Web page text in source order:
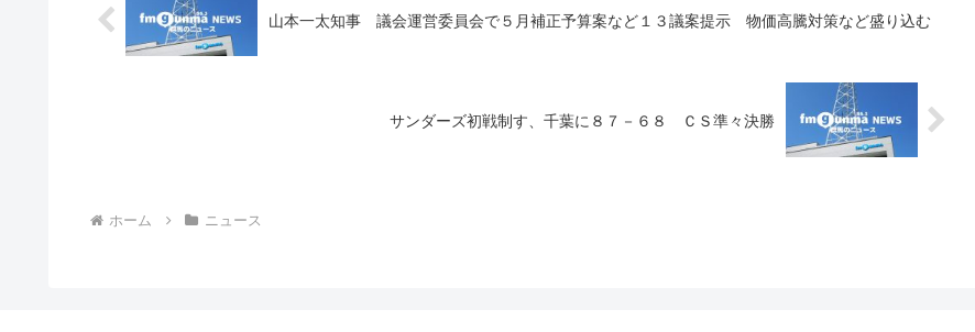
山本一太知事 議会運営委員会で５月補正予算案など１３議案提示 物価高騰対策など盛り込む
サンダーズ初戦制す、千葉に８７－６８ ＣＳ準々決勝
ホーム ニュース